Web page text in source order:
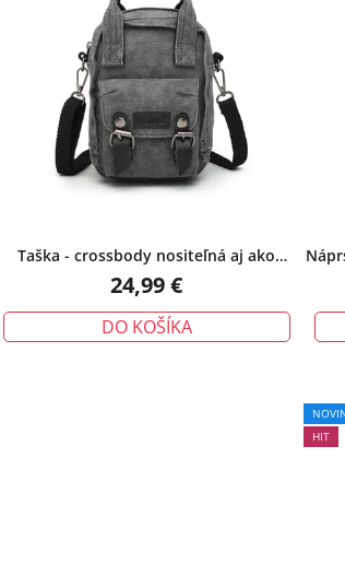
Taška - crossbody nositeľná aj ako
batoh, čierna
24,99 €
DO KOŠÍKA
HIT